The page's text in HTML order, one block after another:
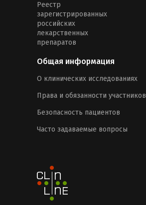
Реестр
зарегистрированных
российских
лекарственных
препаратов
Общая информация
О клинических исследованиях
Права и обязанности участников
Безопасность пациентов
Часто задаваемые вопросы